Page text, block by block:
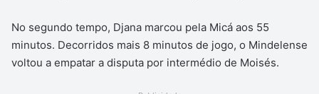
No segundo tempo, Djana marcou pela Micá aos 55
minutos. Decorridos mais 8 minutos de jogo, o Mindelense
voltou a empatar a disputa por intermédio de Moisés.